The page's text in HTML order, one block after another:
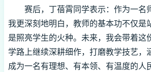
赛后，丁蓓霄同学表示：作为一名
我更深刻地明白，教师的基本功不仅是
是照亮学生的火种。未来，我会带着这
学路上继续深耕细作，打磨教学技艺，
成为一名有理想、有本领、有温度的人